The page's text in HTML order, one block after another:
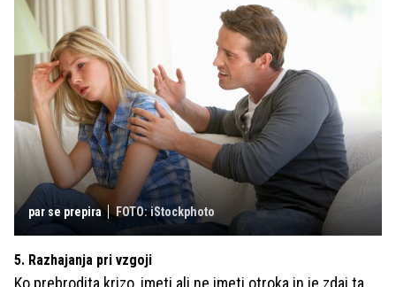
par se prepira FOTO: iStockphoto
5. Razhajanja pri vzgoji
Ko prebrodita krizo, imeti ali ne imeti otroka in je zdaj ta